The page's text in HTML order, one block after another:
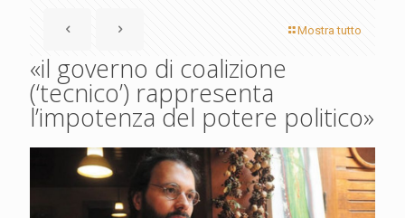
Mostra tutto
«il governo di coalizione
(‘tecnico’) rappresenta
l’impotenza del potere politico»